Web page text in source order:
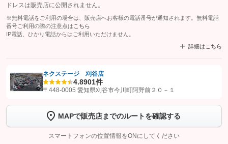
ドレスは販売店に公開されません。
※無料電話をご利用の場合は、販売店へお客様の電話番号が通知されます。無料電話
番号ご利用の際の注意点は こちら
IP電話、ひかり電話からはご利用いただけません。
詳細はこちら
【STEP1】認証画面でグーネットを友だち追加してから「許可する」ボタンを押
トーク画面で
ボタンをタップして問い合わせを
完了してください。
ネクステージ 刈谷店
4.8901件
〒448-0005 愛知県刈谷市今川町阿野前２０－１
MAPで販売店までのルートを確認する
スマートフォンの位置情報をONにしてください